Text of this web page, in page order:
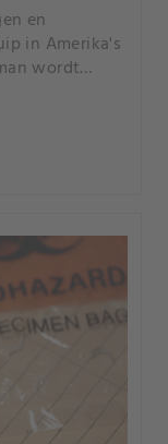
en
in Amerika's
wordt